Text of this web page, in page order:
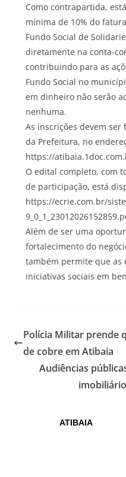
Como contrapartida,
mínima de 10% do
Fundo Social de
diretamente na conta-
contribuindo para as
Fundo Social no
em dinheiro não serão
nenhuma.
As inscrições devem
da Prefeitura, no
https://
O edital completo, com
de participação, está
https://ecrie.com.br/
Além de ser uma
fortalecimento do
também permite que as
iniciativas sociais em
Polícia Militar prende
de cobre em Atibaia
Audiências